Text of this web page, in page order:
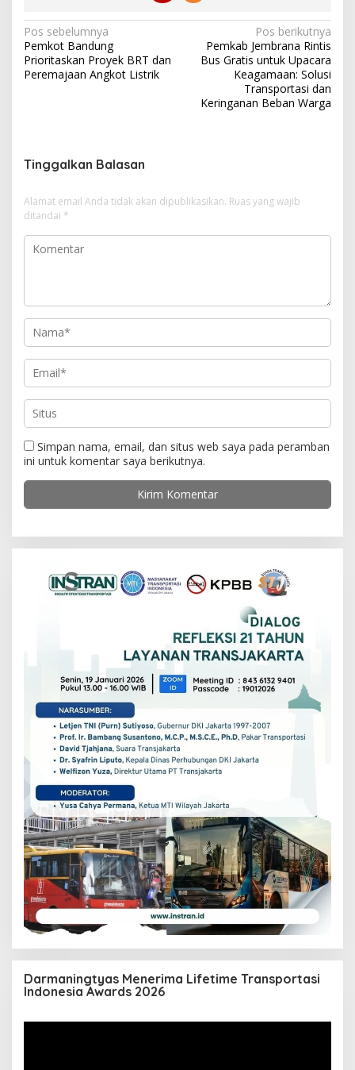
N
a
v
s
i
p
o
s
Pos sebelumnya
Pemkot Bandung
Prioritaskan Proyek BRT dan
Peremajaan Angkot Listrik
Pos berikutnya
Pemkab Jembrana Rintis
Bus Gratis untuk Upacara
Keagamaan: Solusi
Transportasi dan
Keringanan Beban Warga
Tinggalkan Balasan
Alamat email Anda tidak akan dipublikasikan. Ruas yang wajib
ditandai *
Simpan nama, email, dan situs web saya pada peramban
ini untuk komentar saya berikutnya.
Darmaningtyas Menerima Lifetime Transportasi
Indonesia Awards 2026